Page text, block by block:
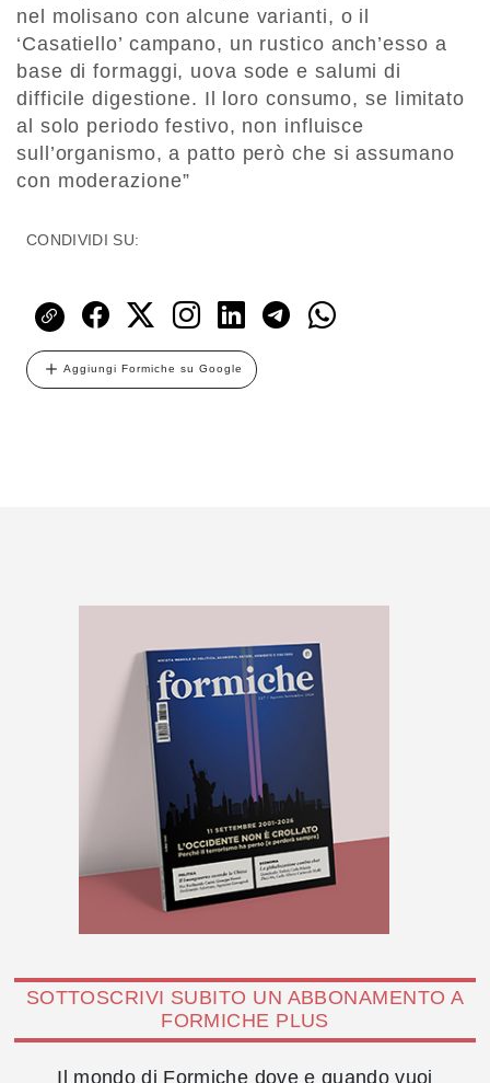
nel molisano con alcune varianti, o il
‘Casatiello’ campano, un rustico anch’esso a
base di formaggi, uova sode e salumi di
difficile digestione. Il loro consumo, se limitato
al solo periodo festivo, non influisce
sull’organismo, a patto però che si assumano
con moderazione”
CONDIVIDI SU:
Aggiungi Formiche su Google
SOTTOSCRIVI SUBITO UN ABBONAMENTO A
FORMICHE PLUS
Il mondo di Formiche dove e quando vuoi